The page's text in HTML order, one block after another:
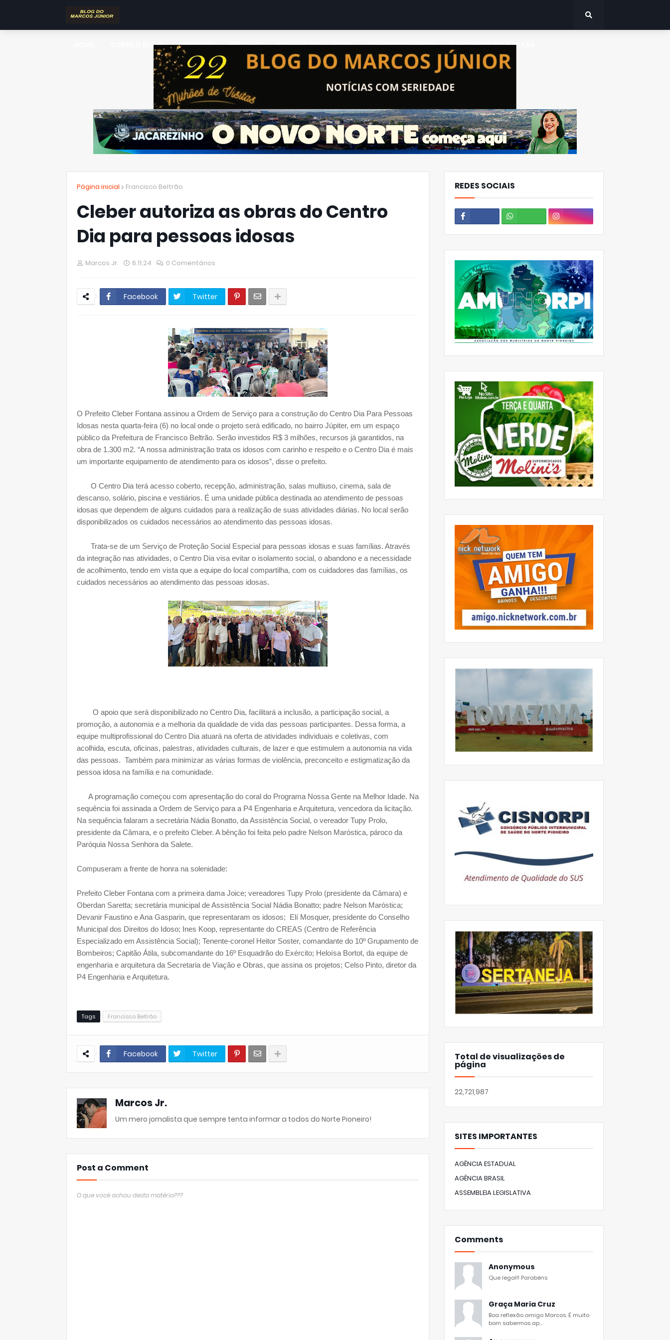
SOBRE O BLOG CONTATO MIDIA KIT COLUNA DO MARCOS GRUPO DO WHATS CANTINHOS DO PARANÁ
Página inicial Francisco Beltrão
Cleber autoriza as obras do Centro
Dia para pessoas idosas
Marcos Jr. 6.11.24 0 Comentários
Facebook Twitter
O Prefeito Cleber Fontana assinou a Ordem de Serviço para a construção do Centro Dia Para Pessoas
Idosas nesta quarta-feira (6) no local onde o projeto será edificado, no bairro Júpiter, em um espaço
público da Prefeitura de Francisco Beltrão. Serão investidos R$ 3 milhões, recursos já garantidos, na
obra de 1.300 m2. “A nossa administração trata os idosos com carinho e respeito e o Centro Dia é mais
um importante equipamento de atendimento para os idosos”, disse o prefeito.
O Centro Dia terá acesso coberto, recepção, administração, salas multiuso, cinema, sala de
descanso, solário, piscina e vestiários. É uma unidade pública destinada ao atendimento de pessoas
idosas que dependem de alguns cuidados para a realização de suas atividades diárias. No local serão
disponibilizados os cuidados necessários ao atendimento das pessoas idosas.
Trata-se de um Serviço de Proteção Social Especial para pessoas idosas e suas famílias. Através
da integração nas atividades, o Centro Dia visa evitar o isolamento social, o abandono e a necessidade
de acolhimento, tendo em vista que a equipe do local compartilha, com os cuidadores das famílias, os
cuidados necessários ao atendimento das pessoas idosas.
O apoio que será disponibilizado no Centro Dia, facilitará a inclusão, a participação social, a
promoção, a autonomia e a melhoria da qualidade de vida das pessoas participantes. Dessa forma, a
equipe multiprofissional do Centro Dia atuará na oferta de atividades individuais e coletivas, com
acolhida, escuta, oficinas, palestras, atividades culturais, de lazer e que estimulem a autonomia na vida
das pessoas. Também para minimizar as várias formas de violência, preconceito e estigmatização da
pessoa idosa na família e na comunidade.
A programação começou com apresentação do coral do Programa Nossa Gente na Melhor Idade. Na
sequência foi assinada a Ordem de Serviço para a P4 Engenharia e Arquitetura, vencedora da licitação.
Na sequência falaram a secretária Nádia Bonatto, da Assistência Social, o vereador Tupy Prolo,
presidente da Câmara, e o prefeito Cleber. A bênção foi feita pelo padre Nelson Maróstica, pároco da
Paróquia Nossa Senhora da Salete.
Compuseram a frente de honra na solenidade:
Prefeito Cleber Fontana com a primeira dama Joice; vereadores Tupy Prolo (presidente da Câmara) e
Oberdan Saretta; secretária municipal de Assistência Social Nádia Bonatto; padre Nelson Maróstica;
Devanir Faustino e Ana Gasparin, que representaram os idosos; Elí Mosquer, presidente do Conselho
Municipal dos Direitos do Idoso; Ines Koop, representante do CREAS (Centro de Referência
Especializado em Assistência Social); Tenente-coronel Heitor Soster, comandante do 10º Grupamento de
Bombeiros; Capitão Átila, subcomandante do 16º Esquadrão do Exército; Heloísa Bortot, da equipe de
engenharia e arquitetura da Secretaria de Viação e Obras, que assina os projetos; Celso Pinto, diretor da
P4 Engenharia e Arquitetura.
Tags Francisco Beltrão
Facebook Twitter
Marcos Jr.
Um mero jornalista que sempre tenta informar a todos do Norte Pioneiro!
Post a Comment
O que você achou desta matéria???
REDES SOCIAIS
Total de visualizações de
página
22,721,987
SITES IMPORTANTES
AGÊNCIA ESTADUAL
AGÊNCIA BRASIL
ASSEMBLEIA LEGISLATIVA
Comments
Anonymous
Que legal!! Parabéns
Graça Maria Cruz
Boa reflexão amigo Marcos. É muito
bom sabermos ap...